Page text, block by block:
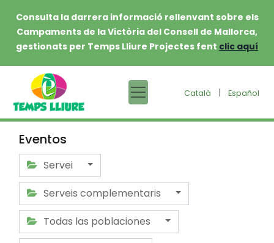
Consulta la darrera informació rellenvant sobre els
Campaments de la Victòria del Consell de Mallorca,
gestionats per Temps Lliure Projectes fent clic aquí
Català | Español
Eventos
Servei
Serveis complementaris
Todas las poblaciones